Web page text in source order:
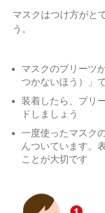
マスクはつけ方がと
う。
マスクのプリーツ
つかないほう）」
装着したら、プリ
ドしましょう
一度使ったマスク
んついています。
ことが大切です